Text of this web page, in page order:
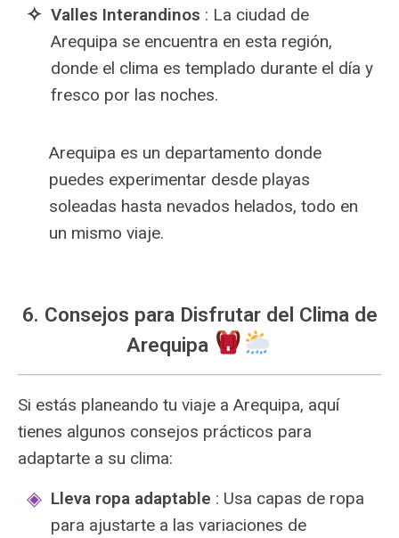
Valles Interandinos : La ciudad de
Arequipa se encuentra en esta región,
donde el clima es templado durante el día y
fresco por las noches.
Arequipa es un departamento donde
puedes experimentar desde playas
soleadas hasta nevados helados, todo en
un mismo viaje.
6. Consejos para Disfrutar del Clima de
Arequipa
Si estás planeando tu viaje a Arequipa, aquí
tienes algunos consejos prácticos para
adaptarte a su clima:
Lleva ropa adaptable : Usa capas de ropa
para ajustarte a las variaciones de